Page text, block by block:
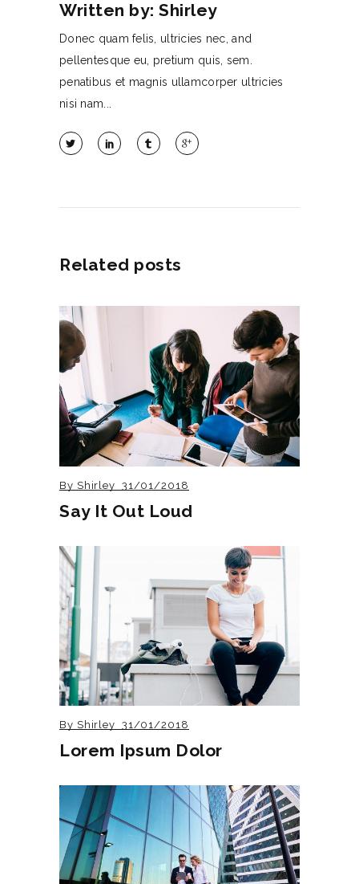
Written by: Shirley
Donec quam felis, ultricies nec, and
pellentesque eu, pretium quis, sem.
penatibus et magnis ullamcorper ultricies
nisi nam...
Related posts
By Shirley 31/01/2018
Say It Out Loud
By Shirley 31/01/2018
Lorem Ipsum Dolor